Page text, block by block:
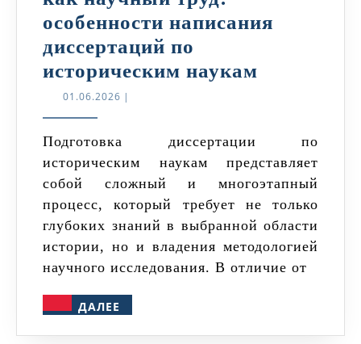
особенности написания
диссертаций по
историческим наукам
научный
труд:
написания
по
01.06.2026 01.06.2026
|
Подготовка диссертации по
историческим наукам представляет
собой сложный и многоэтапный
процесс, который требует не только
глубоких знаний в выбранной области
истории, но и владения методологией
научного исследования. В отличие от
ДАЛЕЕ